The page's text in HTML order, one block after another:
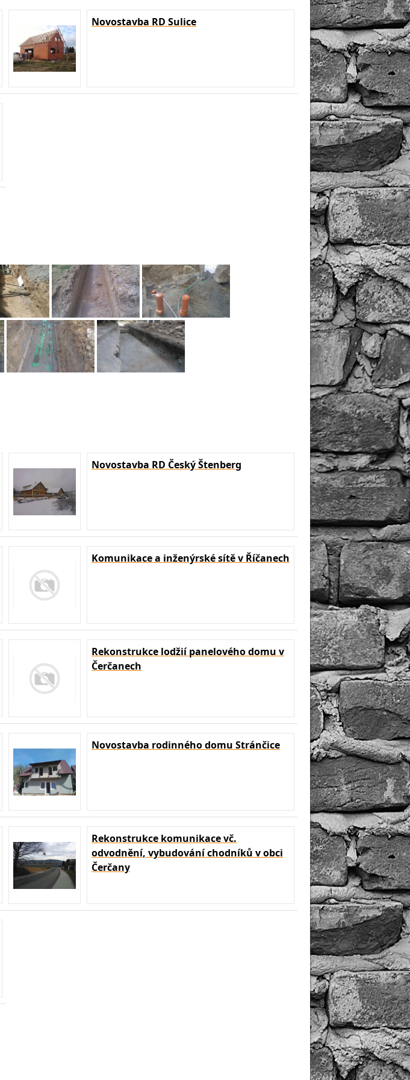
Novostavba RD Sulice
Novostavba RD Český Štenberg
Komunikace a inženýrské sítě v Říčanech
Rekonstrukce lodžií panelového domu v
Čerčanech
Novostavba rodinného domu Stránčice
Rekonstrukce komunikace vč.
odvodnění, vybudování chodníků v obci
Čerčany